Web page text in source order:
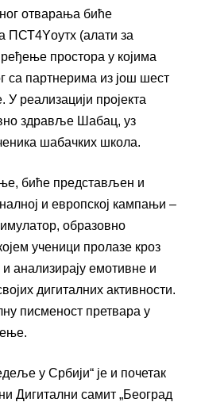
отварања биће
ПСТ4Yоутх (алати за
простора у којима
са партнерима из још шест
реализацији пројекта
здравље Шабац, уз
шабачких школа.
биће представљен и
и европској кампањи –
образовно
ученици пролазе кроз
анализирају емотивне и
дигиталних активности.
писменост претвара у
у Србији“ је и почетак
Дигитални самит „Београд